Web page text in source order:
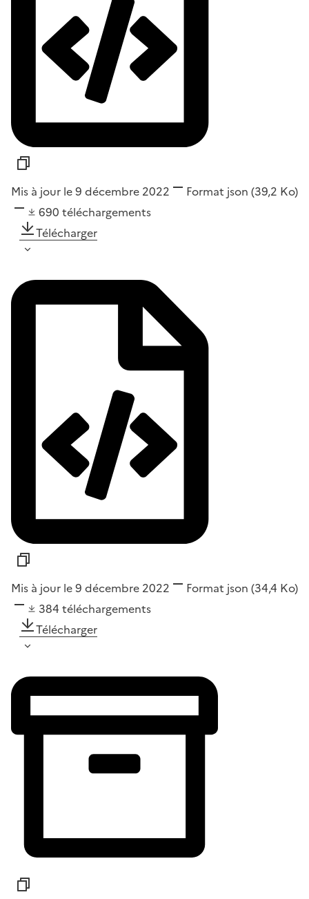
Mis à jour le 9 décembre 2022 Format json (39,2 Ko)
690 téléchargements
Télécharger
Mis à jour le 9 décembre 2022 Format json (34,4 Ko)
384 téléchargements
Télécharger